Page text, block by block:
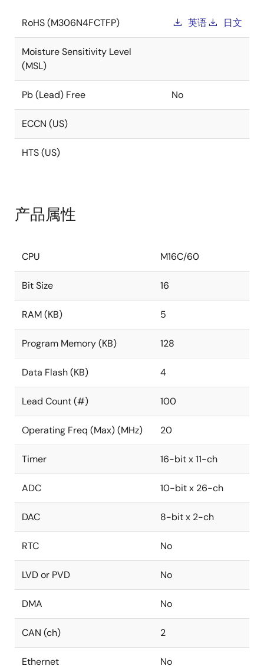
RoHS (M306N4FCTFP) 英语 日文
Moisture Sensitivity Level
(MSL)
Pb (Lead) Free No
ECCN (US)
HTS (US)
产品属性
CPU M16C/60
Bit Size 16
RAM (KB) 5
Program Memory (KB) 128
Data Flash (KB) 4
Lead Count (#) 100
Operating Freq (Max) (MHz) 20
Timer 16-bit x 11-ch
ADC 10-bit x 26-ch
DAC 8-bit x 2-ch
RTC No
LVD or PVD No
DMA No
CAN (ch) 2
Ethernet No